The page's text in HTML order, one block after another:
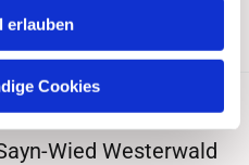
erlauben
Cookies
Wied Westerwald